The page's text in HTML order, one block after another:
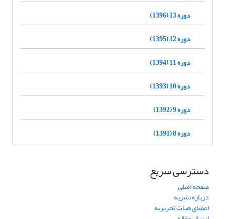
دوره 13 (1396)
دوره 12 (1395)
دوره 11 (1394)
دوره 10 (1393)
دوره 9 (1392)
دوره 8 (1391)
دسترسی سریع
صفحه اصلی
درباره نشریه
اعضای هیات تحریریه